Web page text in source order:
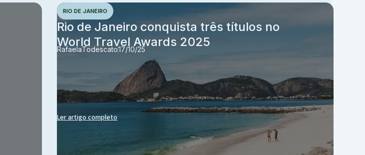
RIO DE JANEIRO
Rio de Janeiro conquista três títulos no
World Travel Awards 2025
RafaelaTodescato17/10/25
Ler artigo completo